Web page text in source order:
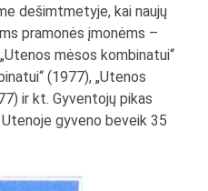
dešimtmetyje, kai naujų
pramonės įmonėms –
mėsos kombinatui“
(1977), „Utenos
ir kt. Gyventojų pikas
gyveno beveik 35